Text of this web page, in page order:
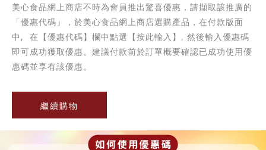
美心食品網上商店不時為會員推出驚喜優惠，請擷取該推廣的
「優惠代碼」，於美心食品網上商店選購產品，在付款版面
中, 在【優惠代碼】欄中點選【按此輸入】, 然後輸入優惠碼
即可成功獲取優惠。建議付款前於訂單概要確認已成功使用優
惠碼並享有該優惠。
繼續購物